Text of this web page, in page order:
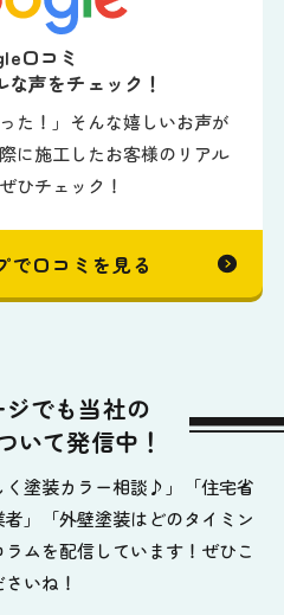
口コミ
声をチェック！
た！」そんな嬉しいお声が
に施工したお客様のリアル
ひチェック！
で口コミを見る
でも当社の
いて発信中！
塗装カラー相談♪」「住宅省
」「外壁塗装はどのタイミン
ムを配信しています！ぜひこ
いね！